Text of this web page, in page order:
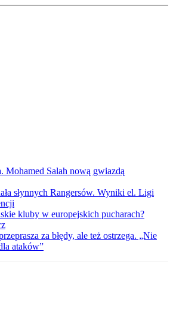
Mohamed Salah nową gwiazdą
słynnych Rangersów. Wyniki el. Ligi
kluby w europejskich pucharach?
za błędy, ale też ostrzega. „Nie
ataków”